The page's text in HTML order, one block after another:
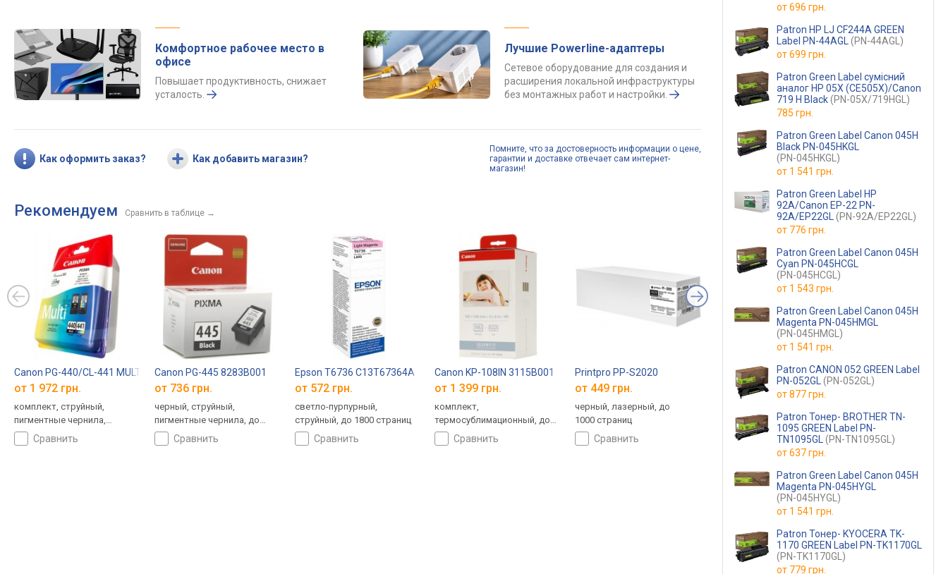
Комфортное рабочее место в
офисе
Повышает продуктивность, снижает
усталость.
Лучшие Powerline-адаптеры
Сетевое оборудование для создания и
расширения локальной инфраструктуры
без монтажных работ и настройки.
Как оформить заказ? Как добавить магазин?
Помните, что за достоверность информации о цене,
гарантии и доставке отвечает сам интернет-
магазин!
Рекомендуем Сравнить в таблице →
Canon PG-440/CL-441 MULTI 5219B005
от 1 972 грн.
комплект, струйный,
пигментные чернила,
водорастворимые чернила,
до 360 страниц
сравнить
Canon PG-445 8283B001
от 736 грн.
черный, струйный,
пигментные чернила, до
180 страниц
сравнить
Epson T6736 C13T67364A
от 572 грн.
светло-пурпурный,
струйный, до 1800 страниц
сравнить
Canon KP-108IN 3115B001
от 1 399 грн.
комплект,
термосублимационный, до
108 страниц
сравнить
Printpro PP-S2020
от 449 грн.
черный, лазерный, до
1000 страниц
сравнить
Canon PG-84 8592B001
от 994 грн.
пигментные чернила
сравнить
Printalist PL-T8651
от 1 299 грн.
10000 страниц
сравнить
от696 грн.
Patron HP LJ CF244A GREEN
Label PN-44AGL (PN-44AGL)
от699 грн.
Patron Green Label сумісний
аналог HP 05X (CE505X)/Canon
719 H Black(PN-05X/719HGL)
785 грн.
Patron Green Label Canon 045H
Black PN-045HKGL
(PN-045HKGL)
от 1 541 грн.
Patron Green Label HP
92A/Canon EP-22 PN-
92A/EP22GL (PN-92A/EP22GL)
от 776 грн.
Patron Green Label Canon 045H
Cyan PN-045HCGL
(PN-045HCGL)
от 1 543 грн.
Patron Green Label Canon 045H
Magenta PN-045HMGL
(PN-045HMGL)
от 1 541 грн.
Patron CANON 052 GREEN Label
PN-052GL (PN-052GL)
от877 грн.
Patron Тонер- BROTHER TN-
1095 GREEN Label PN-
TN1095GL (PN-TN1095GL)
от637 грн.
Patron Green Label Canon 045H
Magenta PN-045HYGL
(PN-045HYGL)
от 1 541 грн.
Patron Тонер- KYOCERA TK-
1170 GREEN Label PN-TK1170GL
(PN-TK1170GL)
от 779 грн.